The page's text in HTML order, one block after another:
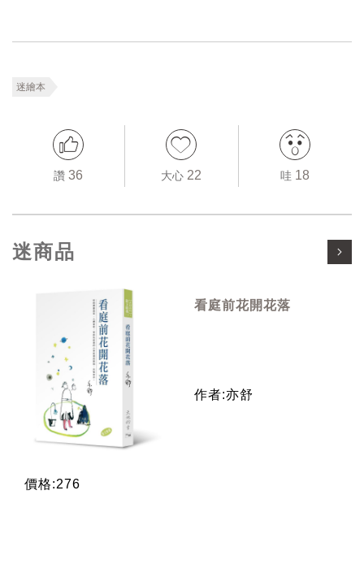
迷繪本
讚36 大心 22 哇 18
迷商品
看庭前花開花落
作者:亦舒
價格:276